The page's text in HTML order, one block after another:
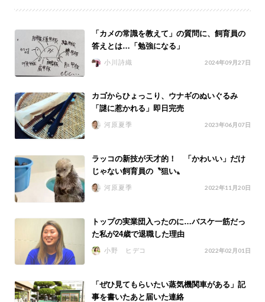
「カメの常識を教えて」の質問に、飼育員の
答えとは…「勉強になる」
小川詩織 2024年09月27日
カゴからひょっこり、ウナギのぬいぐるみ
「謎に惹かれる」即日完売
河原夏季 2023年06月07日
ラッコの新技が天才的！ 「かわいい」だけ
じゃない飼育員の〝狙い〟
河原夏季 2022年11月20日
トップの実業団入ったのに…バスケ一筋だっ
た私が24歳で退職した理由
小野 ヒデコ 2022年02月01日
「ぜひ見てもらいたい蒸気機関車がある」記
事を書いたあと届いた連絡